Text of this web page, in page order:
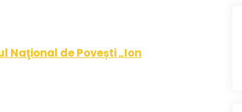
Naţional de Povești „Ion